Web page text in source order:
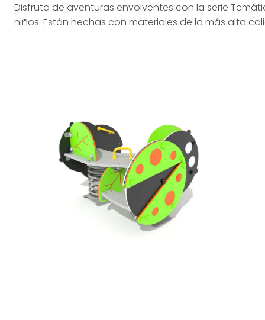
Disfruta de aventuras envolventes con la serie
niños. Están hechas con materiales de la más alta